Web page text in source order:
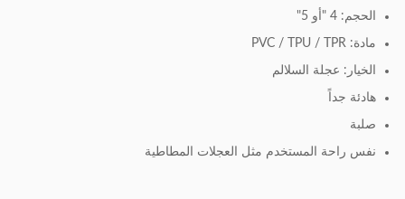
الحجم: 4 "أو 5"
مادة: PVC / TPU / TPR
الخيار: عجلة السلالم
هادئة جداً
صلبة
نفس راحة المستخدم مثل العجلات المطاطية